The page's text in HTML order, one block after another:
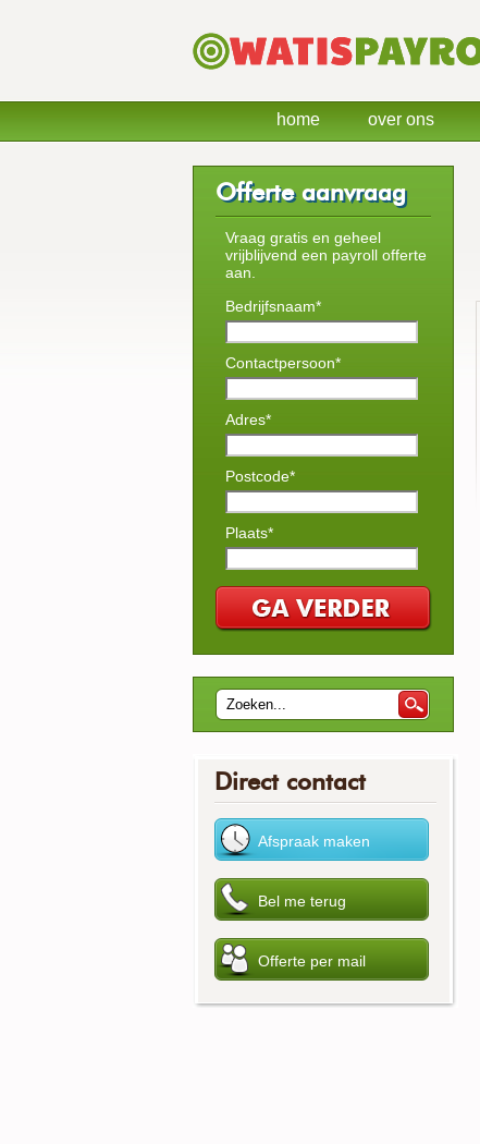
Offerte aanvraag
Vraag gratis en geheel
vrijblijvend een payroll offerte
aan.
Bedrijfsnaam*
Contactpersoon*
Adres*
Postcode*
Plaats*
Direct contact
home over ons